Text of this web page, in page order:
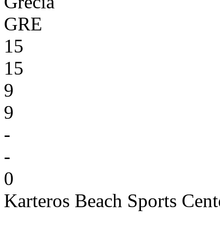
GRE
15
15
9
9
-
-
0
Karteros Beach Sports